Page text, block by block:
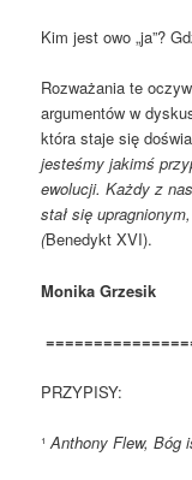
Kim jest owo „ja”?
Rozważania te
argumentów w
która staje się
jesteśmy jakimś
ewolucji. Każdy z
stał się
(Benedykt XVI).
Monika Grzesik
PRZYPISY:
¹ Anthony Flew, Bóg